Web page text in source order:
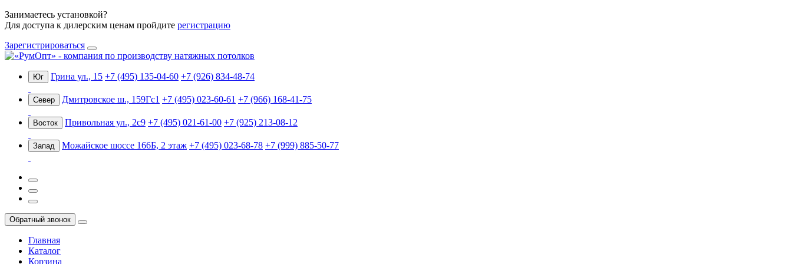
Занимаетесь установкой?
Для доступа к дилерским ценам пройдите регистрацию
Зарегистрироваться
Юг Грина ул., 15 +7 (495) 135-04-60 +7 (926) 834-48-74
Север Дмитровское ш., 159Гс1 +7 (495) 023-60-61 +7 (966) 168-41-75
Восток Привольная ул., 2с9 +7 (495) 021-61-00 +7 (925) 213-08-12
Запад Можайское шоссе 166Б, 2 этаж +7 (495) 023-68-78 +7 (999) 885-50-77
Обратный звонок
Главная
Каталог
Корзина